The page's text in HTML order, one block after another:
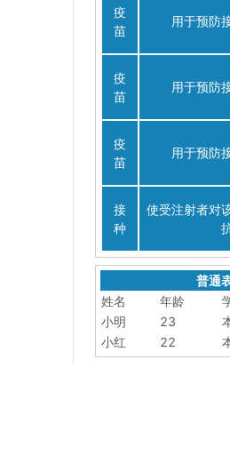
疫
苗
用于预防
疫
苗
用于预防
疫
苗
用于预防
接
种
使受注射者对
普通
姓名
年龄
小明
23
小红
22